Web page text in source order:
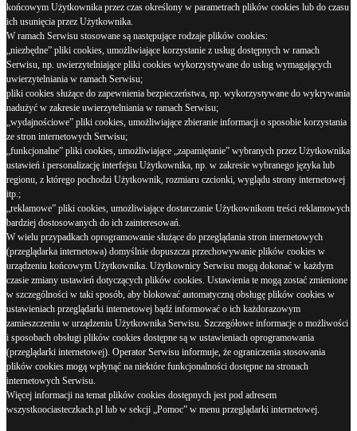
końcowym Użytkownika przez czas określony w parametrach plików cookies lub do czasu
ich usunięcia przez Użytkownika.
W ramach Serwisu stosowane są następujące rodzaje plików cookies:
„niezbędne” pliki cookies, umożliwiające korzystanie z usług dostępnych w ramach
Serwisu, np. uwierzytelniające pliki cookies wykorzystywane do usług wymagających
uwierzytelniania w ramach Serwisu;
pliki cookies służące do zapewnienia bezpieczeństwa, np. wykorzystywane do wykrywania
nadużyć w zakresie uwierzytelniania w ramach Serwisu;
„wydajnościowe” pliki cookies, umożliwiające zbieranie informacji o sposobie korzystania
ze stron internetowych Serwisu;
„funkcjonalne” pliki cookies, umożliwiające „zapamiętanie” wybranych przez Użytkownika
ustawień i personalizację interfejsu Użytkownika, np. w zakresie wybranego języka lub
regionu, z którego pochodzi Użytkownik, rozmiaru czcionki, wyglądu strony internetowej
itp.;
„reklamowe” pliki cookies, umożliwiające dostarczanie Użytkownikom treści reklamowych
bardziej dostosowanych do ich zainteresowań.
W wielu przypadkach oprogramowanie służące do przeglądania stron internetowych
(przeglądarka internetowa) domyślnie dopuszcza przechowywanie plików cookies w
urządzeniu końcowym Użytkownika. Użytkownicy Serwisu mogą dokonać w każdym
czasie zmiany ustawień dotyczących plików cookies. Ustawienia te mogą zostać zmienione
w szczególności w taki sposób, aby blokować automatyczną obsługę plików cookies w
ustawieniach przeglądarki internetowej bądź informować o ich każdorazowym
zamieszczeniu w urządzeniu Użytkownika Serwisu. Szczegółowe informacje o możliwości
i sposobach obsługi plików cookies dostępne są w ustawieniach oprogramowania
(przeglądarki internetowej). Operator Serwisu informuje, że ograniczenia stosowania
plików cookies mogą wpłynąć na niektóre funkcjonalności dostępne na stronach
internetowych Serwisu.
Więcej informacji na temat plików cookies dostępnych jest pod adresem
wszystkoociasteczkach.pl lub w sekcji „Pomoc” w menu przeglądarki internetowej.